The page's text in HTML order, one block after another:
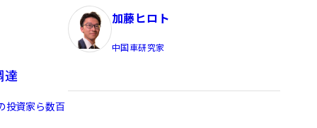
達
投資家ら数百
加藤ヒロト
中国車研究家